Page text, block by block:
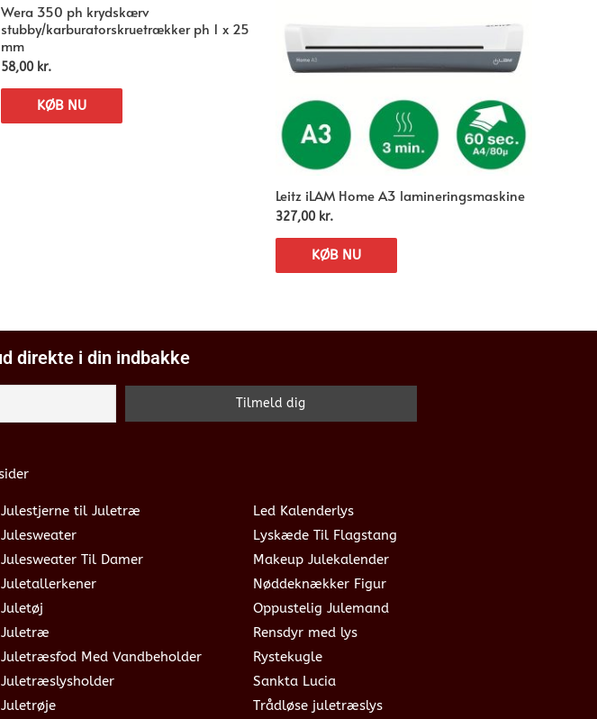
Wera 350 ph krydskærv
stubby/karburatorskruetrækker ph 1 x 25
mm
58,00 kr.
KØB NU
Leitz iLAM Home A3 lamineringsmaskine
327,00 kr.
KØB NU
direkte i din indbakke
Julestjerne til Juletræ
Julesweater
Julesweater Til Damer
Juletallerkener
Juletøj
Juletræ
Juletræsfod Med Vandbeholder
Juletræslysholder
Juletrøje
Led Kalenderlys
Lyskæde Til Flagstang
Makeup Julekalender
Nøddeknækker Figur
Oppustelig Julemand
Rensdyr med lys
Rystekugle
Sankta Lucia
Trådløse juletræslys